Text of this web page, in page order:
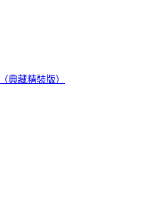
典藏精裝版）